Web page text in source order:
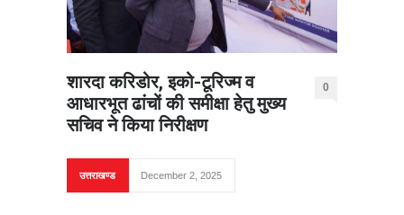
शारदा करिडोर, इको-टूरिज्म व
आधारभूत ढांचों की समीक्षा हेतु मुख्य
सचिव ने किया निरीक्षण
0
उत्तराखण्ड December 2, 2025